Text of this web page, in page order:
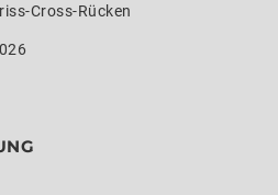
Cross-Rücken